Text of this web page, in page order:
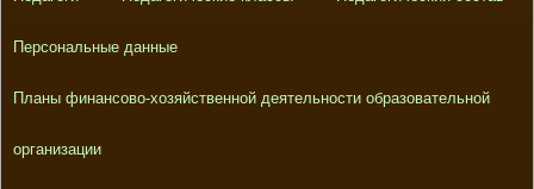
Персональные данные
Планы финансово-хозяйственной деятельности образовательной
организации